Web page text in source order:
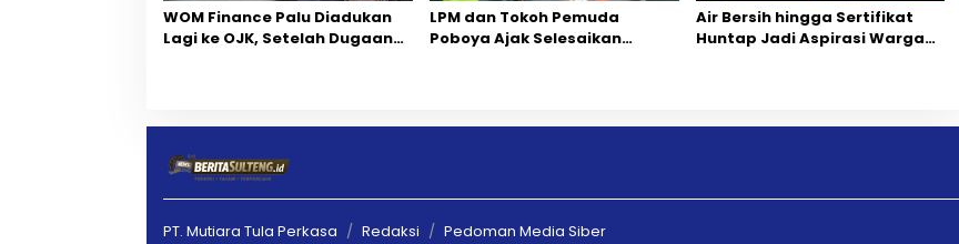
‎WOM Finance Palu Diadukan
Lagi ke OJK, Setelah Dugaan
LPM dan Tokoh Pemuda
Poboya Ajak Selesaikan
Air Bersih hingga Sertifikat
Huntap Jadi Aspirasi Warga
PT. Mutiara Tula Perkasa Redaksi Pedoman Media Siber